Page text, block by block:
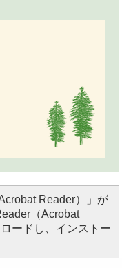
Reader）」が
（Acrobat
ードし、インストー